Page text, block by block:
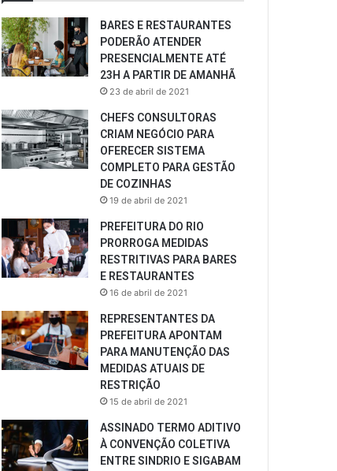
BARES E RESTAURANTES
PODERÃO ATENDER
PRESENCIALMENTE ATÉ
23H A PARTIR DE AMANHÃ
23 de abril de 2021
CHEFS CONSULTORAS
CRIAM NEGÓCIO PARA
OFERECER SISTEMA
COMPLETO PARA GESTÃO
DE COZINHAS
19 de abril de 2021
PREFEITURA DO RIO
PRORROGA MEDIDAS
RESTRITIVAS PARA BARES
E RESTAURANTES
16 de abril de 2021
REPRESENTANTES DA
PREFEITURA APONTAM
PARA MANUTENÇÃO DAS
MEDIDAS ATUAIS DE
RESTRIÇÃO
15 de abril de 2021
ASSINADO TERMO ADITIVO
À CONVENÇÃO COLETIVA
ENTRE SINDRIO E SIGABAM